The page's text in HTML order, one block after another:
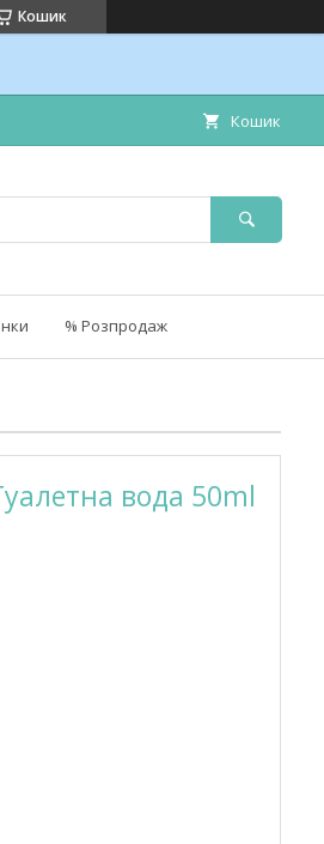
Кошик
Кошик
% Розпродаж
вода 50ml